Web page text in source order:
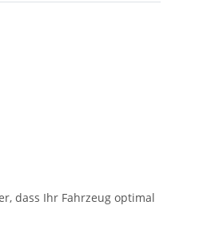
dass Ihr Fahrzeug optimal